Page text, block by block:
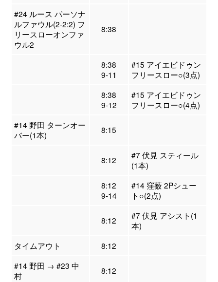
#24 ルース パーソナ
ルファウル(2-2:2) フ
リースローオンファ
ウル2
8:38
8:38
9-11
#15 アイエビドゥン
フリースロー○(3点)
8:38
9-12
#15 アイエビドゥン
フリースロー○(4点)
#14 野田 ターンオー
バー(1本)
8:15
8:12
#7 伏見 スティール
(1本)
8:12
9-14
#14 窪薮 2Pシュー
ト○(2点)
8:12
#7 伏見 アシスト(1
本)
タイムアウト
8:12
#14 野田 → #23 中
村
8:12